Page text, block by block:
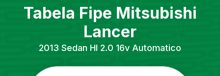
Tabela Fipe Mitsubishi
Lancer
2013 Sedan Hl 2.0 16v Automatico